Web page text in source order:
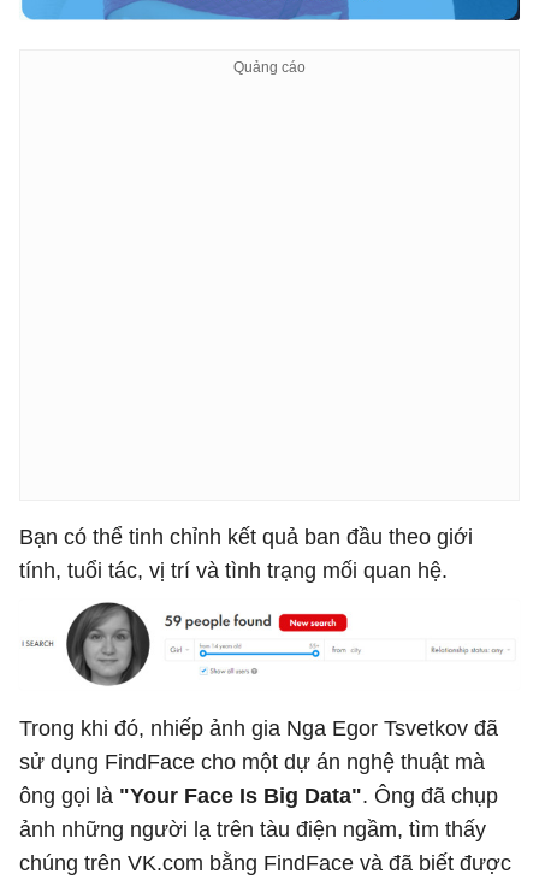
Bạn có thể tinh chỉnh kết quả ban đầu theo giới
tính, tuổi tác, vị trí và tình trạng mối quan hệ.
Trong khi đó, nhiếp ảnh gia Nga Egor Tsvetkov đã
sử dụng FindFace cho một dự án nghệ thuật mà
ông gọi là "Your Face Is Big Data". Ông đã chụp
ảnh những người lạ trên tàu điện ngầm, tìm thấy
chúng trên VK.com bằng FindFace và đã biết được